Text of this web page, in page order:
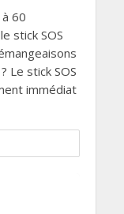
60
stick SOS
Le stick SOS
immédiat